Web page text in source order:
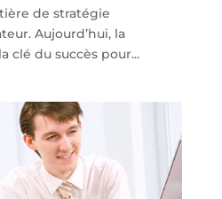
de stratégie
Aujourd’hui, la
clé du succès pour...